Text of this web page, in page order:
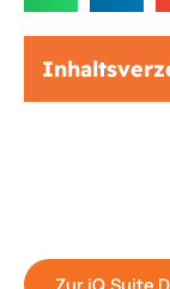
Zur iQ.Suite